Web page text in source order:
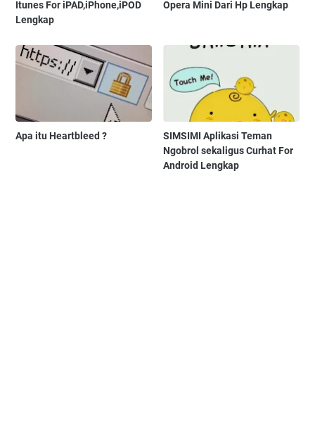
Itunes For iPAD,iPhone,iPOD
Lengkap
Opera Mini Dari Hp Lengkap
Apa itu Heartbleed ?
SIMSIMI Aplikasi Teman
Ngobrol sekaligus Curhat For
Android Lengkap